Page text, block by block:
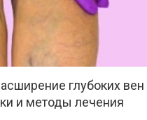
глубоких вен
и методы лечения